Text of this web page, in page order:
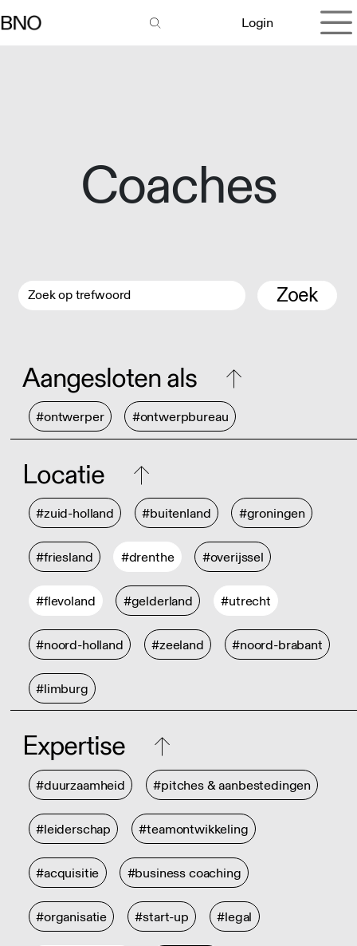
Login
Coaches
Zoek
Aangesloten als
#ontwerper #ontwerpbureau
Locatie
#zuid-holland #buitenland #groningen
#friesland #drenthe #overijssel
#flevoland #gelderland #utrecht
#noord-holland #zeeland #noord-brabant
#limburg
Expertise
#duurzaamheid #pitches & aanbestedingen
#leiderschap #teamontwikkeling
#acquisitie #business coaching
#organisatie #start-up #legal